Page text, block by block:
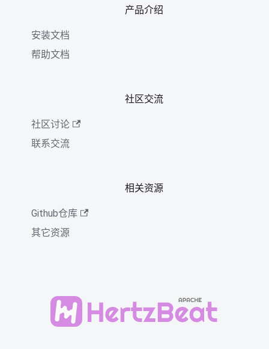
产品介绍
安装文档
帮助文档
社区交流
社区讨论
联系交流
相关资源
Github仓库
其它资源